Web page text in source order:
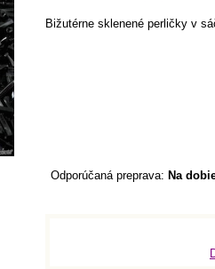
Bižutérne sklenené perličky v
Na